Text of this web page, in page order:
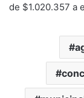
de $1.020.357 a